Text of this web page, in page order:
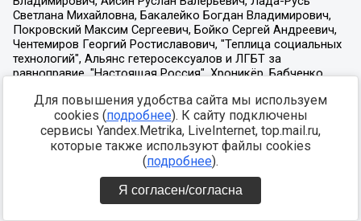
Для повышения удобства сайта мы используем
cookies (подробнее). К сайту подключены
сервисы Yandex.Metrika, LiveInternet, top.mail.ru,
которые также используют файлы cookies
(подробнее).
Я согласен/согласна